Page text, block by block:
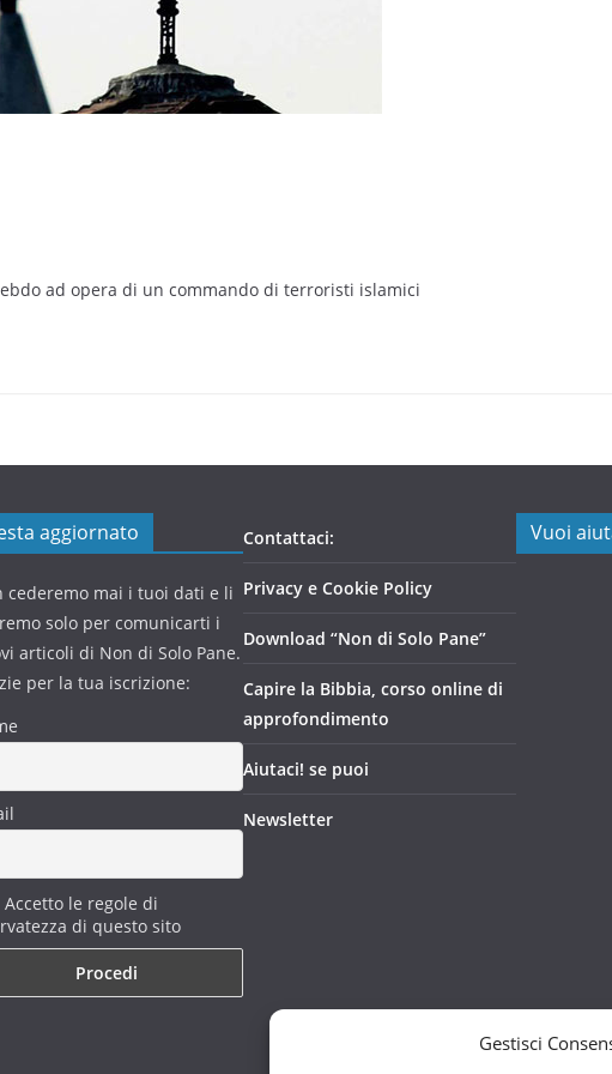
Gestisci
ad opera di un commando di terroristi islamici
aggiornato
cederemo mai i tuoi dati e li
solo per comunicarti i
articoli di Non di Solo Pane.
per la tua iscrizione:
Accetto le regole di
di questo sito
Contattaci:
Privacy e Cookie Policy
Download “Non di Solo Pane”
Capire la Bibbia, corso online di
approfondimento
Aiutaci! se puoi
Newsletter
Vuoi